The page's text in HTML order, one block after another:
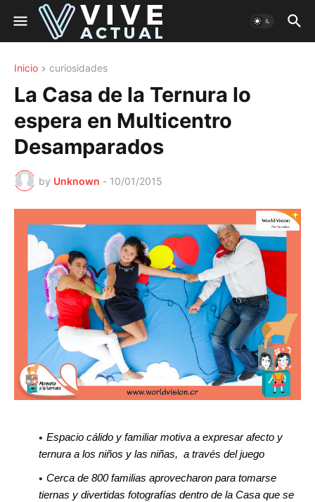
Inicio curiosidades
La Casa de la Ternura lo
espera en Multicentro
Desamparados
by Unknown - 10/01/2015
Espacio cálido y familiar motiva a expresar afecto y
ternura a los niños y las niñas, a través del juego
Cerca de 800 familias aprovecharon para tomarse
tiernas y divertidas fotografías dentro de la Casa que se